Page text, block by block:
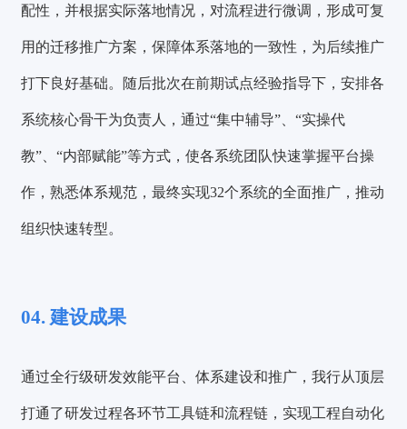
配性，并根据实际落地情况，对流程进行微调，形成可复
用的迁移推广方案，保障体系落地的一致性，为后续推广
打下良好基础。随后批次在前期试点经验指导下，安排各
系统核心骨干为负责人，通过“集中辅导”、“实操代
教”、“内部赋能”等方式，使各系统团队快速掌握平台操
作，熟悉体系规范，最终实现32个系统的全面推广，推动
组织快速转型。
04. 建设成果
通过全行级研发效能平台、体系建设和推广，我行从顶层
打通了研发过程各环节工具链和流程链，实现工程自动化